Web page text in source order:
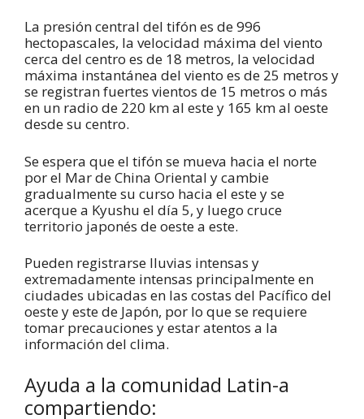
La presión central del tifón es de 996
hectopascales, la velocidad máxima del viento
cerca del centro es de 18 metros, la velocidad
máxima instantánea del viento es de 25 metros y
se registran fuertes vientos de 15 metros o más
en un radio de 220 km al este y 165 km al oeste
desde su centro.
Se espera que el tifón se mueva hacia el norte
por el Mar de China Oriental y cambie
gradualmente su curso hacia el este y se
acerque a Kyushu el día 5, y luego cruce
territorio japonés de oeste a este.
Pueden registrarse lluvias intensas y
extremadamente intensas principalmente en
ciudades ubicadas en las costas del Pacífico del
oeste y este de Japón, por lo que se requiere
tomar precauciones y estar atentos a la
información del clima.
Ayuda a la comunidad Latin-a
compartiendo: